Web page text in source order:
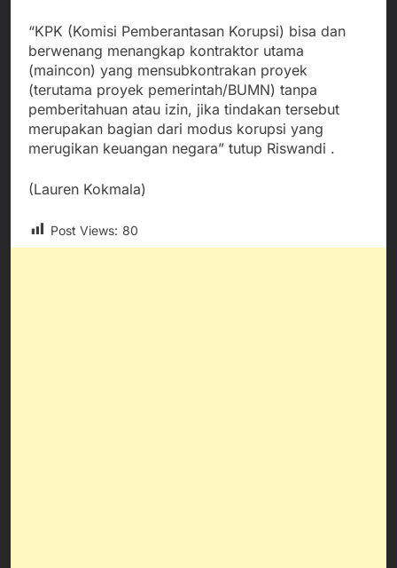
“KPK (Komisi Pemberantasan Korupsi) bisa dan
berwenang menangkap kontraktor utama
(maincon) yang mensubkontrakan proyek
(terutama proyek pemerintah/BUMN) tanpa
pemberitahuan atau izin, jika tindakan tersebut
merupakan bagian dari modus korupsi yang
merugikan keuangan negara” tutup Riswandi .
(Lauren Kokmala)
Post Views: 80